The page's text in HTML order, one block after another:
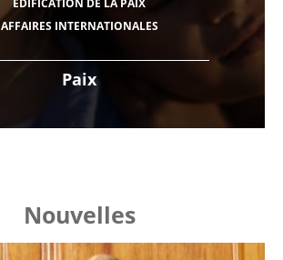
Paix
AFFAIRES INTERNATIONALES
Nouvelles